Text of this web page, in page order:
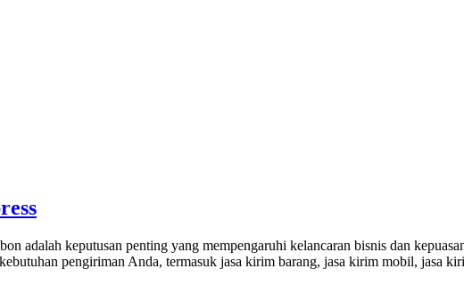
adalah keputusan penting yang mempengaruhi kelancaran bisnis dan
pengiriman Anda, termasuk jasa kirim barang, jasa kirim mobil, jasa